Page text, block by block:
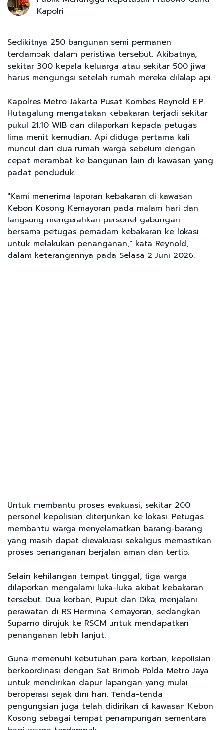
Kapolri
Sedikitnya 250 bangunan semi permanen
terdampak dalam peristiwa tersebut. Akibatnya,
sekitar 300 kepala keluarga atau sekitar 500 jiwa
harus mengungsi setelah rumah mereka dilalap api.
Kapolres Metro Jakarta Pusat Kombes Reynold E.P.
Hutagalung mengatakan kebakaran terjadi sekitar
pukul 21.10 WIB dan dilaporkan kepada petugas
lima menit kemudian. Api diduga pertama kali
muncul dari dua rumah warga sebelum dengan
cepat merambat ke bangunan lain di kawasan yang
padat penduduk.
"Kami menerima laporan kebakaran di kawasan
Kebon Kosong Kemayoran pada malam hari dan
langsung mengerahkan personel gabungan
bersama petugas pemadam kebakaran ke lokasi
untuk melakukan penanganan," kata Reynold,
dalam keterangannya pada Selasa 2 Juni 2026.
Untuk membantu proses evakuasi, sekitar 200
personel kepolisian diterjunkan ke lokasi. Petugas
membantu warga menyelamatkan barang-barang
yang masih dapat dievakuasi sekaligus memastikan
proses penanganan berjalan aman dan tertib.
Selain kehilangan tempat tinggal, tiga warga
dilaporkan mengalami luka-luka akibat kebakaran
tersebut. Dua korban, Puput dan Dika, menjalani
perawatan di RS Hermina Kemayoran, sedangkan
Suparno dirujuk ke RSCM untuk mendapatkan
penanganan lebih lanjut.
Guna memenuhi kebutuhan para korban, kepolisian
berkoordinasi dengan Sat Brimob Polda Metro Jaya
untuk mendirikan dapur lapangan yang mulai
beroperasi sejak dini hari. Tenda-tenda
pengungsian juga telah didirikan di kawasan Kebon
Kosong sebagai tempat penampungan sementara